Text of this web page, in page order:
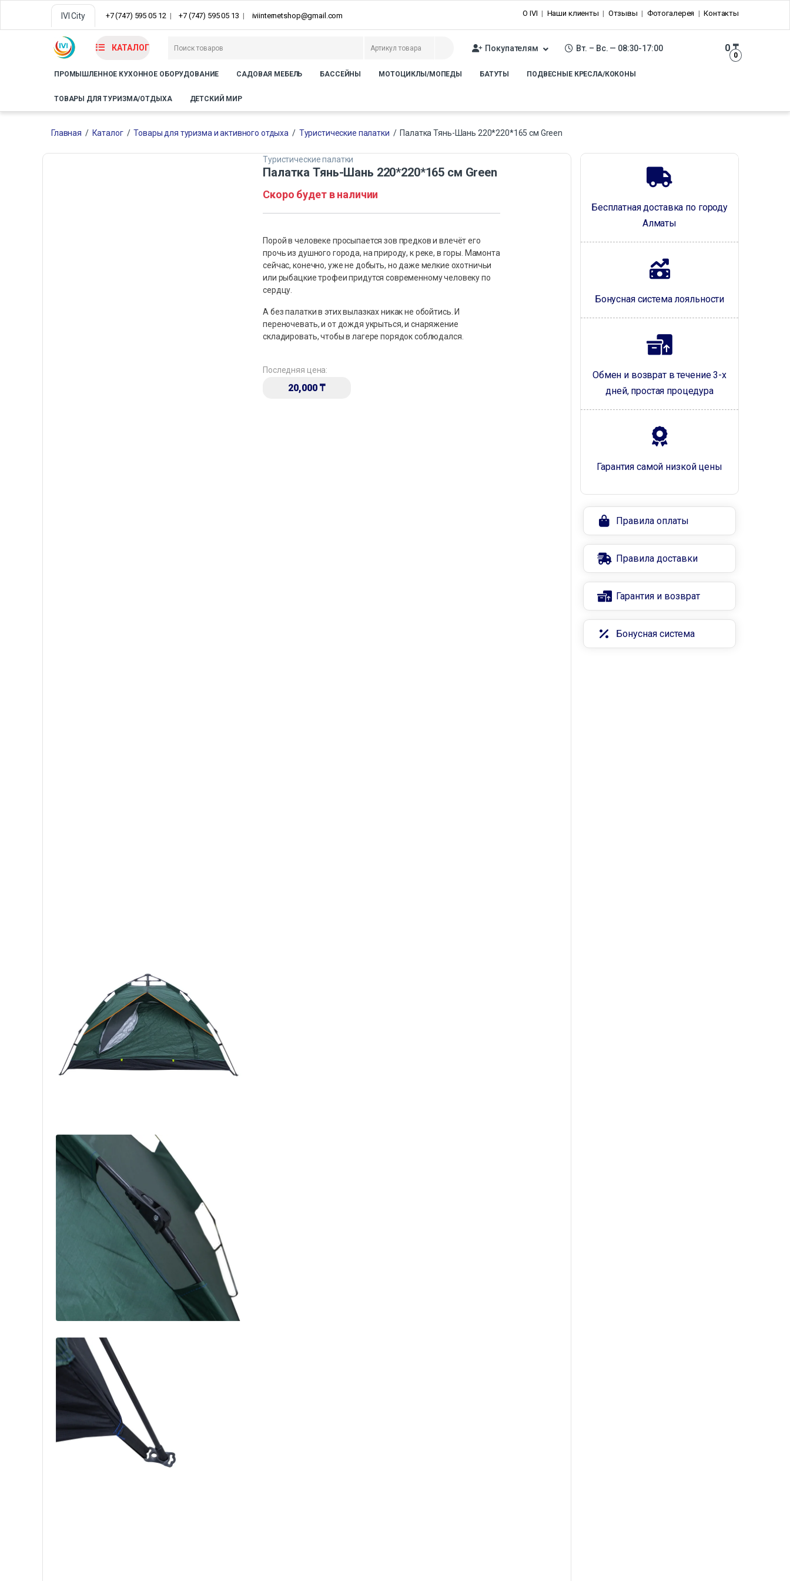
IVI City +7 (747) 595 05 12 +7 (747) 595 05 13 iviinternetshop@gmail.com О IVI Наши клиенты Отзывы Фотогалерея Контакты
КАТАЛОГ Покупателям Вт. – Вс. — 08:30-17:00
0
0₸
ПРОМЫШЛЕННОЕ КУХОННОЕ ОБОРУДОВАНИЕ САДОВАЯ МЕБЕЛЬ БАССЕЙНЫ МОТОЦИКЛЫ/МОПЕДЫ БАТУТЫ ПОДВЕСНЫЕ КРЕСЛА/КОКОНЫ
ТОВАРЫ ДЛЯ ТУРИЗМА/ОТДЫХА ДЕТСКИЙ МИР
Главная / Каталог / Товары для туризма и активного отдыха / Туристические палатки / Палатка Тянь-Шань 220*220*165 см Green
Туристические палатки
Палатка Тянь-Шань 220*220*165 см Green
Скоро будет в наличии
Порой в человеке просыпается зов предков и влечёт его
прочь из душного города, на природу, к реке, в горы. Мамонта
сейчас, конечно, уже не добыть, но даже мелкие охотничьи
или рыбацкие трофеи придутся современному человеку по
сердцу.
А без палатки в этих вылазках никак не обойтись. И
переночевать, и от дождя укрыться, и снаряжение
складировать, чтобы в лагере порядок соблюдался.
Последняя цена:
20,000 ₸
Бесплатная доставка по городу
Алматы
Бонусная система лояльности
Обмен и возврат в течение 3-х
дней, простая процедура
Гарантия самой низкой цены
Правила оплаты
Правила доставки
Гарантия и возврат
Бонусная система